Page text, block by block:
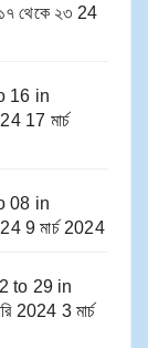
থেকে ২৩ 24
16​ in
17 মার্চ
08​ in
9 মার্চ 2024
to 29​ in
2024 3 মার্চ